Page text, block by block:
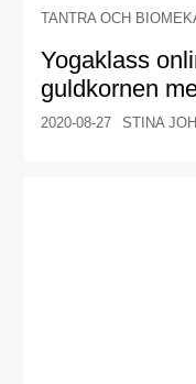
TANTRA OCH
Yogaklass
guldkornen
2020-08-27 STINA